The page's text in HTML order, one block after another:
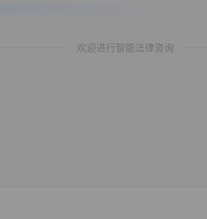
欢迎进行智能法律咨询